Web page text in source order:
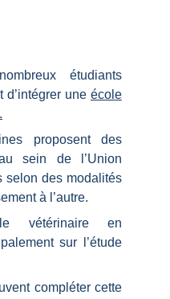
étudiants
d’intégrer une école
proposent des
sein de l’Union
selon des modalités
à l’autre.
vétérinaire en
sur l’étude
compléter cette